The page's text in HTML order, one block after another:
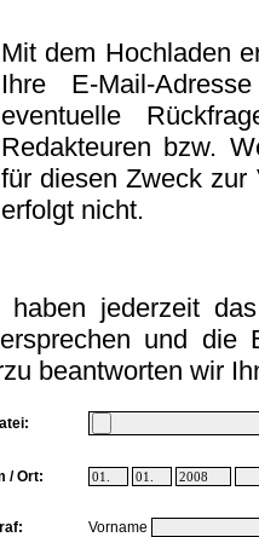
Mit dem Hochladen
Ihre E-Mail-
eventuelle
Redakteuren bzw.
für diesen Zweck zur
erfolgt nicht.
haben jederzeit
und die
beantworten wir
/ Ort:
Vorname